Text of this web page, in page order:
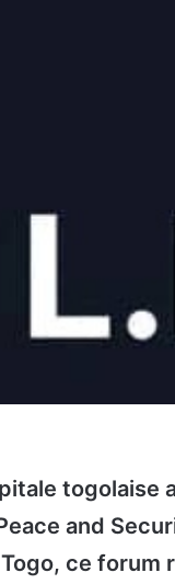
togolaise
and
ce